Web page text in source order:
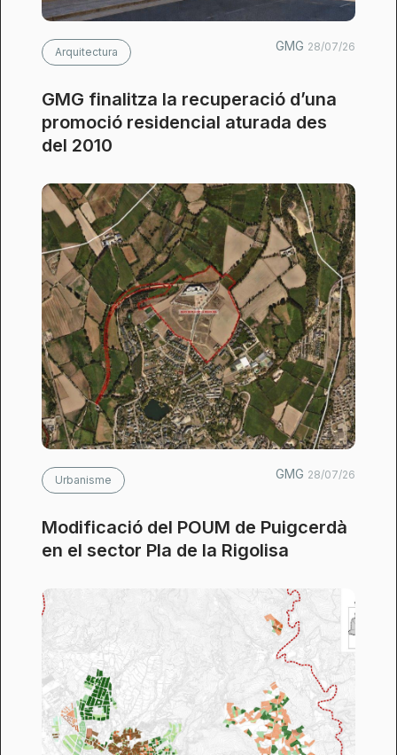
Arquitectura GMG 28/07/26
GMG finalitza la recuperació d’una
promoció residencial aturada des
del 2010
Urbanisme GMG 28/07/26
Modificació del POUM de Puigcerdà
en el sector Pla de la Rigolisa